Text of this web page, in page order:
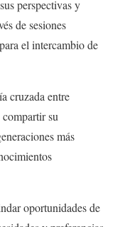
perspectivas y
de sesiones
el intercambio de
cruzada entre
su
más
oportunidades de